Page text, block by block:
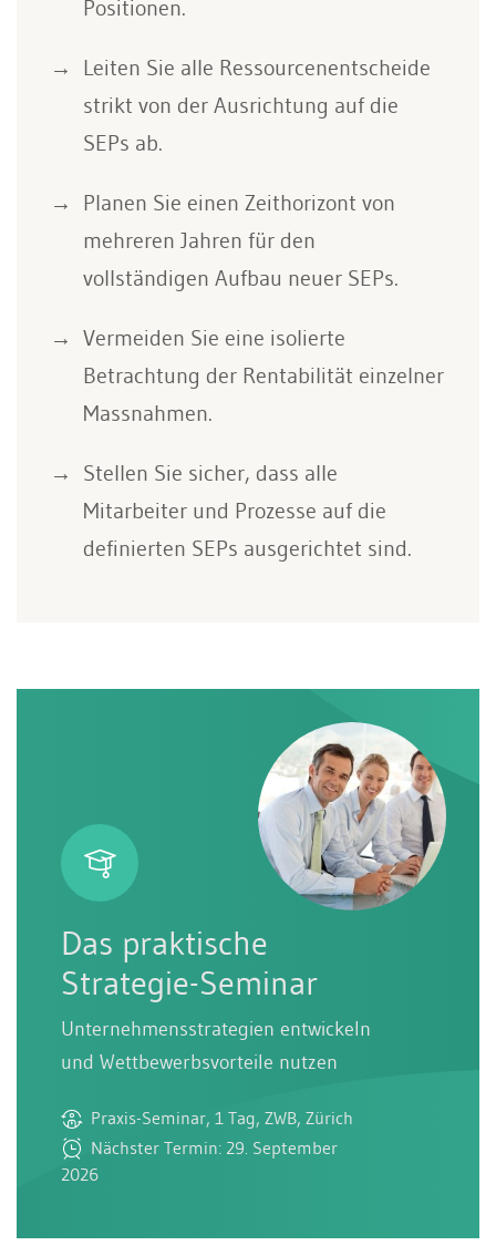
Positionen.
Leiten Sie alle Ressourcenentscheide
strikt von der Ausrichtung auf die
SEPs ab.
Planen Sie einen Zeithorizont von
mehreren Jahren für den
vollständigen Aufbau neuer SEPs.
Vermeiden Sie eine isolierte
Betrachtung der Rentabilität einzelner
Massnahmen.
Stellen Sie sicher, dass alle
Mitarbeiter und Prozesse auf die
definierten SEPs ausgerichtet sind.
Das praktische
Strategie-Seminar
Unternehmensstrategien entwickeln
und Wettbewerbsvorteile nutzen
Praxis-Seminar, 1 Tag, ZWB, Zürich
Nächster Termin: 29. September
2026